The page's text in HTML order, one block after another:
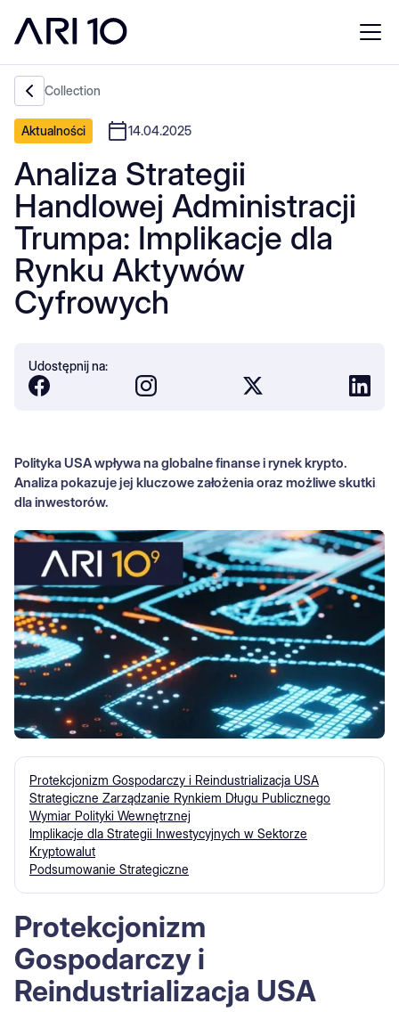
Collection
Aktualności 14.04.2025
Analiza Strategii
Handlowej Administracji
Trumpa: Implikacje dla
Rynku Aktywów
Cyfrowych
Udostępnij na:
Polityka USA wpływa na globalne finanse i rynek krypto.
Analiza pokazuje jej kluczowe założenia oraz możliwe skutki
dla inwestorów.
Protekcjonizm Gospodarczy i Reindustrializacja USA
Strategiczne Zarządzanie Rynkiem Długu Publicznego
Wymiar Polityki Wewnętrznej
Implikacje dla Strategii Inwestycyjnych w Sektorze
Kryptowalut
Podsumowanie Strategiczne
Protekcjonizm
Gospodarczy i
Reindustrializacja USA